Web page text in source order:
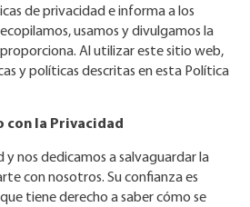
de privacidad e informa a los
usamos y divulgamos la
Al utilizar este sitio web,
y políticas descritas en esta Política
con la Privacidad
y nos dedicamos a salvaguardar la
con nosotros. Su confianza es
tiene derecho a saber cómo se